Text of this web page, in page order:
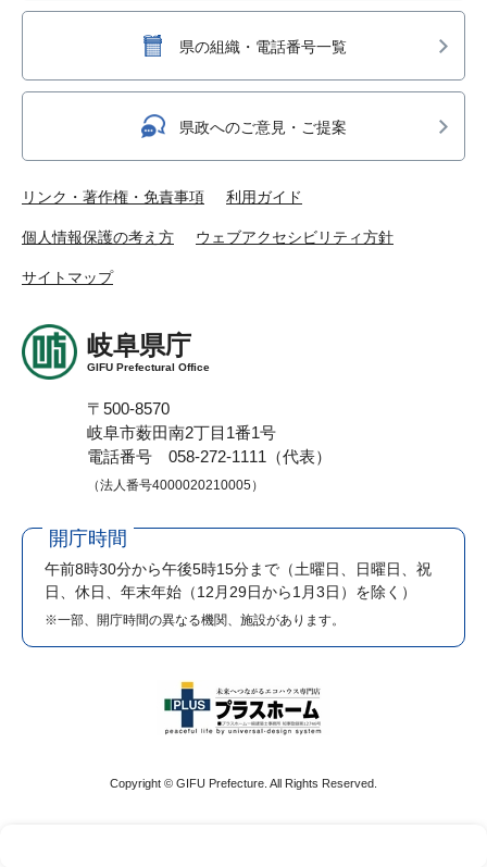
県の組織・電話番号一覧
県政へのご意見・ご提案
リンク・著作権・免責事項 利用ガイド
個人情報保護の考え方 ウェブアクセシビリティ方針
サイトマップ
岐阜県庁
GIFU Prefectural Office
〒500-8570
岐阜市薮田南2丁目1番1号
電話番号 058-272-1111（代表）
（法人番号4000020210005）
開庁時間
午前8時30分から午後5時15分まで （土曜日、日曜日、祝
日、休日、年末年始（12月29日から1月3日）を除く）
※一部、開庁時間の異なる機関、施設があります。
Copyright © GIFU Prefecture. All Rights Reserved.